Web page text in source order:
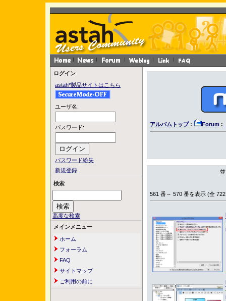
ログイン
astah*製品サイトはこちら
ユーザ名:
パスワード:
パスワード紛失
新規登録
検索
高度な検索
メインメニュー
ホーム
フォーラム
FAQ
サイトマップ
ご利用の前に
アルバムトップ: Forum :
561 番～ 570 番を表示 (全